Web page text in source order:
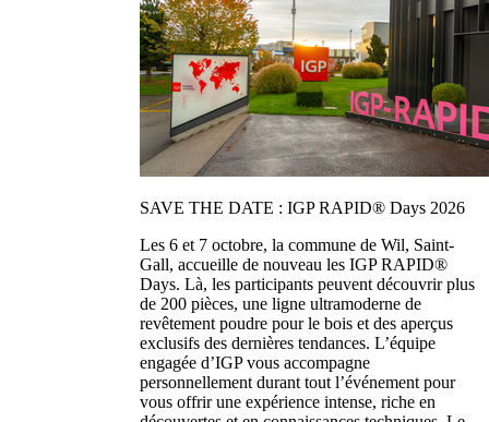
SAVE THE DATE : IGP RAPID® Days 2026
Les 6 et 7 octobre, la commune de Wil, Saint-
Gall, accueille de nouveau les IGP RAPID®
Days. Là, les participants peuvent découvrir plus
de 200 pièces, une ligne ultramoderne de
revêtement poudre pour le bois et des aperçus
exclusifs des dernières tendances. L’équipe
engagée d’IGP vous accompagne
personnellement durant tout l’événement pour
vous offrir une expérience intense, riche en